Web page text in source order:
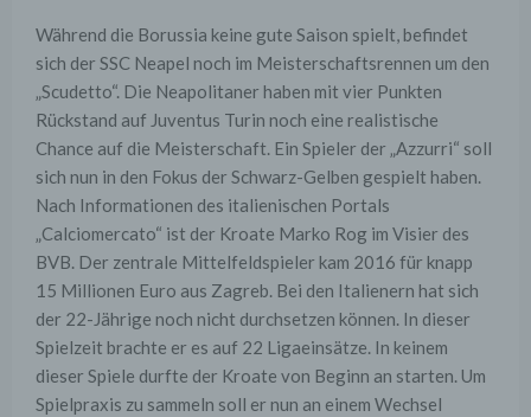
Während die Borussia keine gute Saison spielt, befindet
sich der SSC Neapel noch im Meisterschaftsrennen um den
„Scudetto“. Die Neapolitaner haben mit vier Punkten
Rückstand auf Juventus Turin noch eine realistische
Chance auf die Meisterschaft. Ein Spieler der „Azzurri“ soll
sich nun in den Fokus der Schwarz-Gelben gespielt haben.
Nach Informationen des italienischen Portals
„Calciomercato“ ist der Kroate Marko Rog im Visier des
BVB. Der zentrale Mittelfeldspieler kam 2016 für knapp
15 Millionen Euro aus Zagreb. Bei den Italienern hat sich
der 22-Jährige noch nicht durchsetzen können. In dieser
Spielzeit brachte er es auf 22 Ligaeinsätze. In keinem
dieser Spiele durfte der Kroate von Beginn an starten. Um
Spielpraxis zu sammeln soll er nun an einem Wechsel